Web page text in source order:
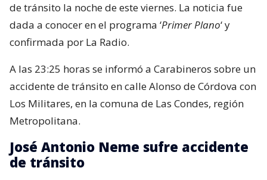
de tránsito la noche de este viernes. La noticia fue
dada a conocer en el programa ‘Primer Plano‘ y
confirmada por La Radio.
A las 23:25 horas se informó a Carabineros sobre un
accidente de tránsito en calle Alonso de Córdova con
Los Militares, en la comuna de Las Condes, región
Metropolitana.
José Antonio Neme sufre accidente
de tránsito